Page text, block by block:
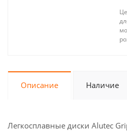
Описание Наличие
Легкосплавные диски Alutec